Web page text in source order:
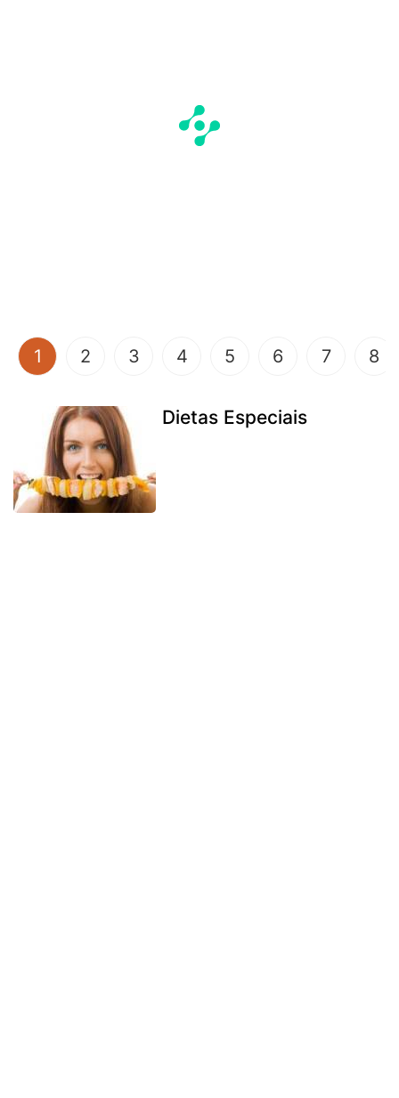
1 (current)
2 3 4 5 6 7 8
Dietas Especiais